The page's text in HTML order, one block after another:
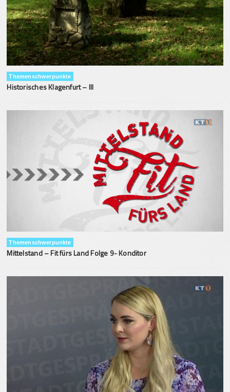
Themenschwerpunkte
Historisches Klagenfurt – III
Themenschwerpunkte
Mittelstand – Fit fürs Land Folge 9- Konditor